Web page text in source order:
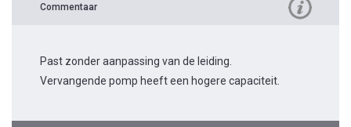
Commentaar
Past zonder aanpassing van de leiding.
Vervangende pomp heeft een hogere capaciteit.